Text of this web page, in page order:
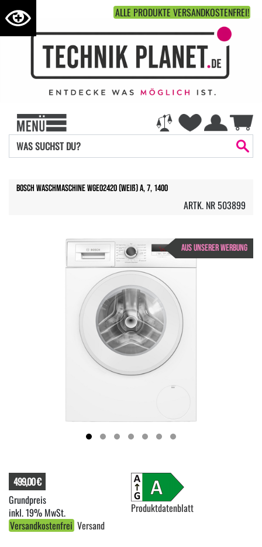
ALLE PRODUKTE VERSANDKOSTENFREI!
Bosch Waschmaschine WGE02420 (weiß) A, 7, 1400
ARTK. NR 503899
AUS UNSERER WERBUNG
499,00 €
inkl. 19% MwSt.
Versandkostenfrei Versand
Produktdatenblatt